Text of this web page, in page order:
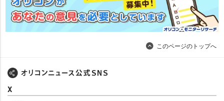
このページのトップへ
X